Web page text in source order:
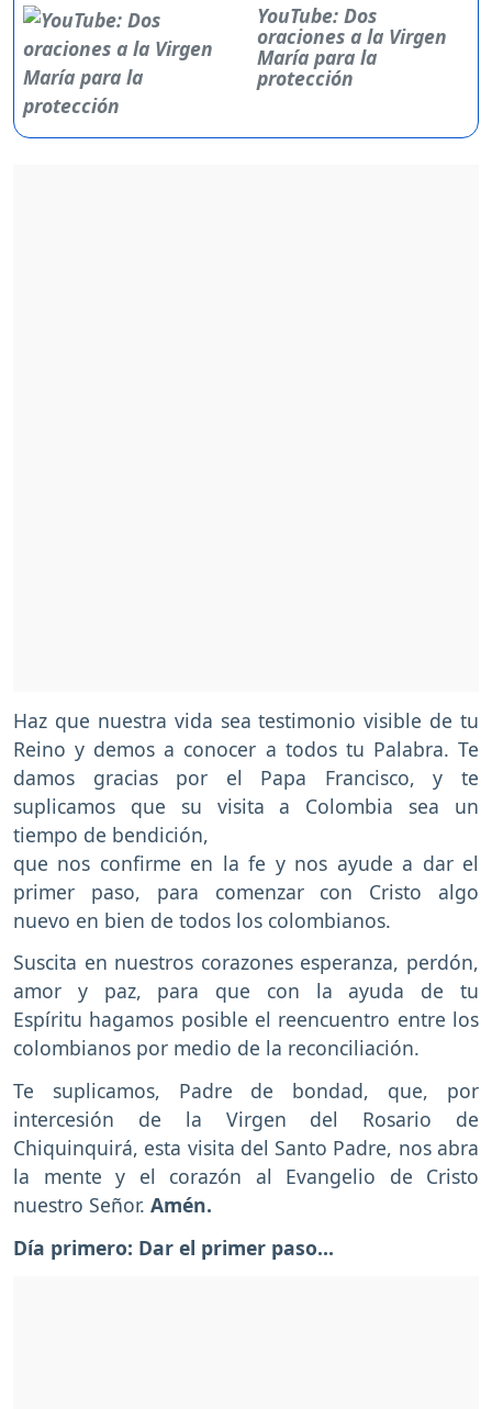
YouTube: Dos
oraciones a la Virgen
María para la
protección
Haz que nuestra vida sea testimonio visible de tu
Reino y demos a conocer a todos tu Palabra. Te
damos gracias por el Papa Francisco, y te
suplicamos que su visita a Colombia sea un
tiempo de bendición,
que nos confirme en la fe y nos ayude a dar el
primer paso, para comenzar con Cristo algo
nuevo en bien de todos los colombianos.
Suscita en nuestros corazones esperanza, perdón,
amor y paz, para que con la ayuda de tu
Espíritu hagamos posible el reencuentro entre los
colombianos por medio de la reconciliación.
Te suplicamos, Padre de bondad, que, por
intercesión de la Virgen del Rosario de
Chiquinquirá, esta visita del Santo Padre, nos abra
la mente y el corazón al Evangelio de Cristo
nuestro Señor. Amén.
Día primero: Dar el primer paso...